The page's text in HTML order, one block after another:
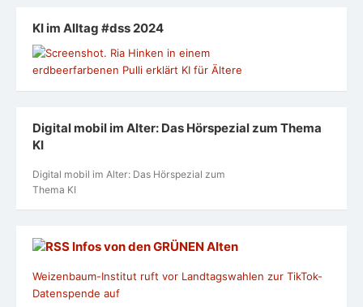
Weizenbaum-Institut ruft vor Landtagswahlen zur TikTok-
Datenspende auf
Bericht vom Ostkongress 2026
Frau führt – ein Podcast